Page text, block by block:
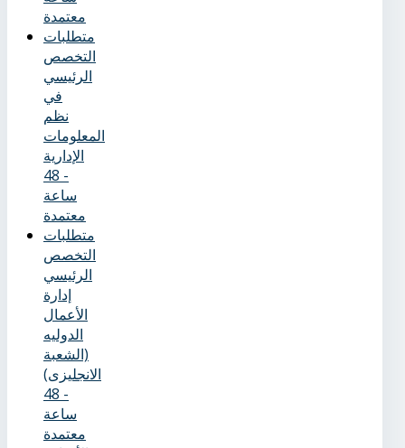
معتمدة
متطلبات
التخصص
الرئيسي
في
نظم
المعلومات
الإدارية
- 48
ساعة
معتمدة
متطلبات
التخصص
الرئيسي
إدارة
الأعمال
الدوليه
(الشعبة
الانجليزى)
- 48
ساعة
معتمدة